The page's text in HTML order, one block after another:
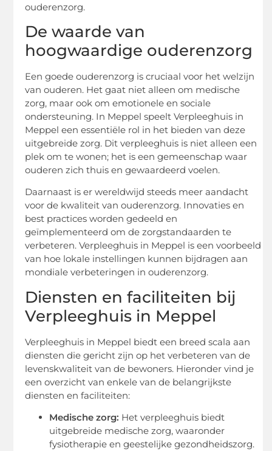
ouderenzorg.
De waarde van
hoogwaardige ouderenzorg
Een goede ouderenzorg is cruciaal voor het welzijn
van ouderen. Het gaat niet alleen om medische
zorg, maar ook om emotionele en sociale
ondersteuning. In Meppel speelt Verpleeghuis in
Meppel een essentiële rol in het bieden van deze
uitgebreide zorg. Dit verpleeghuis is niet alleen een
plek om te wonen; het is een gemeenschap waar
ouderen zich thuis en gewaardeerd voelen.
Daarnaast is er wereldwijd steeds meer aandacht
voor de kwaliteit van ouderenzorg. Innovaties en
best practices worden gedeeld en
geïmplementeerd om de zorgstandaarden te
verbeteren. Verpleeghuis in Meppel is een voorbeeld
van hoe lokale instellingen kunnen bijdragen aan
mondiale verbeteringen in ouderenzorg.
Diensten en faciliteiten bij
Verpleeghuis in Meppel
Verpleeghuis in Meppel biedt een breed scala aan
diensten die gericht zijn op het verbeteren van de
levenskwaliteit van de bewoners. Hieronder vind je
een overzicht van enkele van de belangrijkste
diensten en faciliteiten:
Medische zorg: Het verpleeghuis biedt
uitgebreide medische zorg, waaronder
fysiotherapie en geestelijke gezondheidszorg.